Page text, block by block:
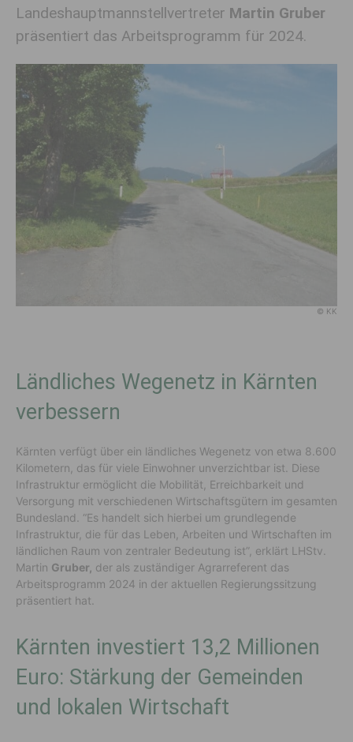
Landeshauptmannstellvertreter Martin Gruber
präsentiert das Arbeitsprogramm für 2024.
© KK
Ländliches Wegenetz in Kärnten
verbessern
Kärnten verfügt über ein ländliches Wegenetz von etwa 8.600
Kilometern, das für viele Einwohner unverzichtbar ist. Diese
Infrastruktur ermöglicht die Mobilität, Erreichbarkeit und
Versorgung mit verschiedenen Wirtschaftsgütern im gesamten
Bundesland. “Es handelt sich hierbei um grundlegende
Infrastruktur, die für das Leben, Arbeiten und Wirtschaften im
ländlichen Raum von zentraler Bedeutung ist”, erklärt LHStv.
Martin Gruber, der als zuständiger Agrarreferent das
Arbeitsprogramm 2024 in der aktuellen Regierungssitzung
präsentiert hat.
Kärnten investiert 13,2 Millionen
Euro: Stärkung der Gemeinden
und lokalen Wirtschaft